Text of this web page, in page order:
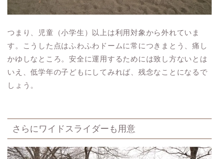
つまり、児童（小学生）以上は利用対象から外れていま
す。こうした点はふわふわドームに常につきまとう、痛し
かゆしなところ。安全に運用するためには致し方ないとは
いえ、低学年の子どもにしてみれば、残念なことになるで
しょう。
さらにワイドスライダーも用意